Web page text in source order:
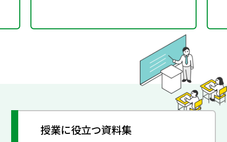
授業に役立つ資料集